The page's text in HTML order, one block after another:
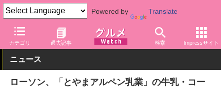
Powered by Translate
カテゴリ 過去記事 検索 Impressサイト
グルメ Watch 店舗 コンビニ ローソン
ニュース
ローソン、「とやまアルペン乳業」の牛乳・コー